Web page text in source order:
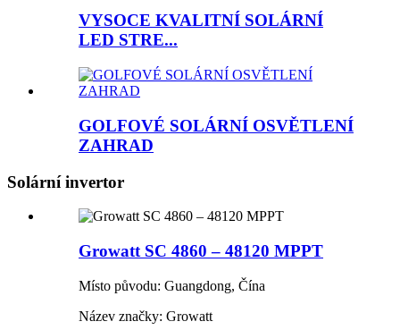
VYSOCE KVALITNÍ SOLÁRNÍ
LED STRE...
GOLFOVÉ SOLÁRNÍ OSVĚTLENÍ
ZAHRAD
Solární invertor
Growatt SC 4860 – 48120 MPPT
Místo původu: Guangdong, Čína
Název značky: Growatt